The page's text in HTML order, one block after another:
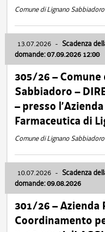
Comune di Lignano Sabbiadoro
13.07.2026 - Scadenza
domande: 07.09.2026 12:00
305/26 –
Sabbiadoro –
– presso
Farmaceutica di
Comune di Lignano Sabbiadoro
10.07.2026 - Scadenza
domande: 09.08.2026
301/26 – Azienda
Coordinamento